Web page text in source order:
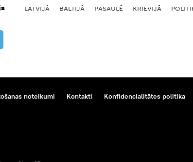
LATVIJĀ BALTIJĀ PASAULĒ KRIEVIJĀ
noteikumi Kontakti Konfidencialitātes politika